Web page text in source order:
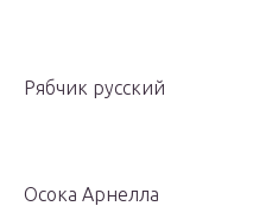
Рябчик русский
Осока Арнелла